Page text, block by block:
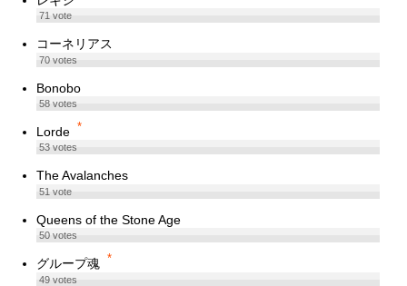
71vote
コーネリアス
70votes
Bonobo
58votes
Lorde *
53votes
The Avalanches
51vote
Queens of the Stone Age
50votes
グループ魂 *
49votes